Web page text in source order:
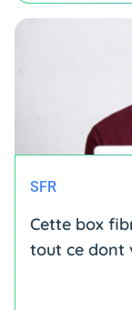
SFR
Cette box
tout ce dont